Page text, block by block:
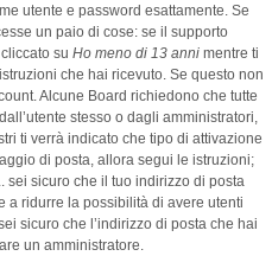
utente e password esattamente. Se
un paio di cose: se il supporto
su Ho meno di 13 anni mentre ti
che hai ricevuto. Se questo non
Alcune Board richiedono che tutte
stesso o dagli amministratori,
ti verrà indicato che tipo di attivazione
di posta, allora segui le istruzioni;
sei sicuro che il tuo indirizzo di posta
a ridurre la possibilità di avere utenti
sicuro che l’indirizzo di posta che hai
un amministratore.